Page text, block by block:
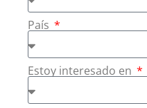
País
Estoy interesado en